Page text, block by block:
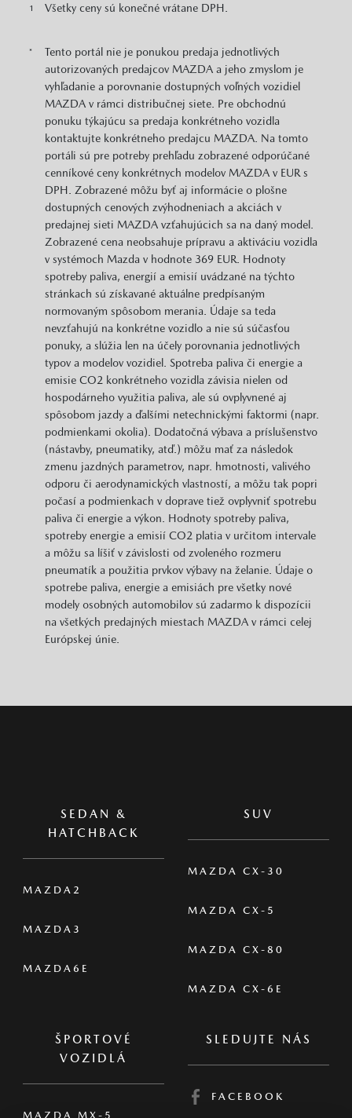
1 Všetky ceny sú konečné vrátane DPH.
*
Tento portál nie je ponukou predaja jednotlivých
autorizovaných predajcov MAZDA a jeho zmyslom je
vyhľadanie a porovnanie dostupných voľných vozidiel
MAZDA v rámci distribučnej siete. Pre obchodnú
ponuku týkajúcu sa predaja konkrétneho vozidla
kontaktujte konkrétneho predajcu MAZDA. Na tomto
portáli sú pre potreby prehľadu zobrazené odporúčané
cenníkové ceny konkrétnych modelov MAZDA v EUR s
DPH. Zobrazené môžu byť aj informácie o plošne
dostupných cenových zvýhodneniach a akciách v
predajnej sieti MAZDA vzťahujúcich sa na daný model.
Zobrazené cena neobsahuje prípravu a aktiváciu vozidla
v systémoch Mazda v hodnote 369 EUR. Hodnoty
spotreby paliva, energií a emisií uvádzané na týchto
stránkach sú získavané aktuálne predpísaným
normovaným spôsobom merania. Údaje sa teda
nevzťahujú na konkrétne vozidlo a nie sú súčasťou
ponuky, a slúžia len na účely porovnania jednotlivých
typov a modelov vozidiel. Spotreba paliva či energie a
emisie CO2 konkrétneho vozidla závisia nielen od
hospodárneho využitia paliva, ale sú ovplyvnené aj
spôsobom jazdy a ďalšími netechnickými faktormi (napr.
podmienkami okolia). Dodatočná výbava a príslušenstvo
(nástavby, pneumatiky, atď.) môžu mať za následok
zmenu jazdných parametrov, napr. hmotnosti, valivého
odporu či aerodynamických vlastností, a môžu tak popri
počasí a podmienkach v doprave tiež ovplyvniť spotrebu
paliva či energie a výkon. Hodnoty spotreby paliva,
spotreby energie a emisií CO2 platia v určitom intervale
a môžu sa líšiť v závislosti od zvoleného rozmeru
pneumatík a použitia prvkov výbavy na želanie. Údaje o
spotrebe paliva, energie a emisiách pre všetky nové
modely osobných automobilov sú zadarmo k dispozícii
na všetkých predajných miestach MAZDA v rámci celej
Európskej únie.
SEDAN &
HATCHBACK
MAZDA2
MAZDA3
MAZDA6E
SUV
MAZDA CX-30
MAZDA CX-5
MAZDA CX-80
MAZDA CX-6E
ŠPORTOVÉ
VOZIDLÁ
MAZDA MX-5
SLEDUJTE NÁS
FACEBOOK